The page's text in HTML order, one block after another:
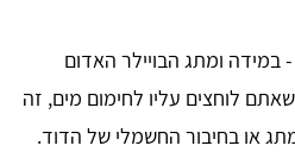
- במידה ומתג הבויילר האדום
לוחצים עליו לחימום מים, זה
או בחיבור החשמלי של הדוד.